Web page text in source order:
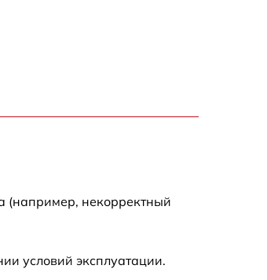
(например, некорректный
условий эксплуатации.